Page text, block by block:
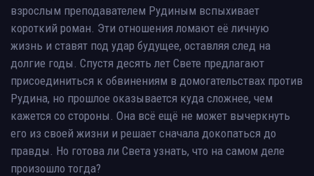
взрослым преподавателем Рудиным вспыхивает
короткий роман. Эти отношения ломают её личную
жизнь и ставят под удар будущее, оставляя след на
долгие годы. Спустя десять лет Свете предлагают
присоединиться к обвинениям в домогательствах против
Рудина, но прошлое оказывается куда сложнее, чем
кажется со стороны. Она всё ещё не может вычеркнуть
его из своей жизни и решает сначала докопаться до
правды. Но готова ли Света узнать, что на самом деле
произошло тогда?